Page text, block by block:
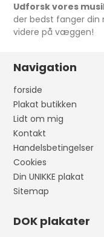
Udforsk vores
der bedst fanger din
videre på væggen!
Navigation
forside
Plakat butikken
Lidt om mig
Kontakt
Handelsbetingelser
Cookies
Din UNIKKE plakat
Sitemap
DOK plakater